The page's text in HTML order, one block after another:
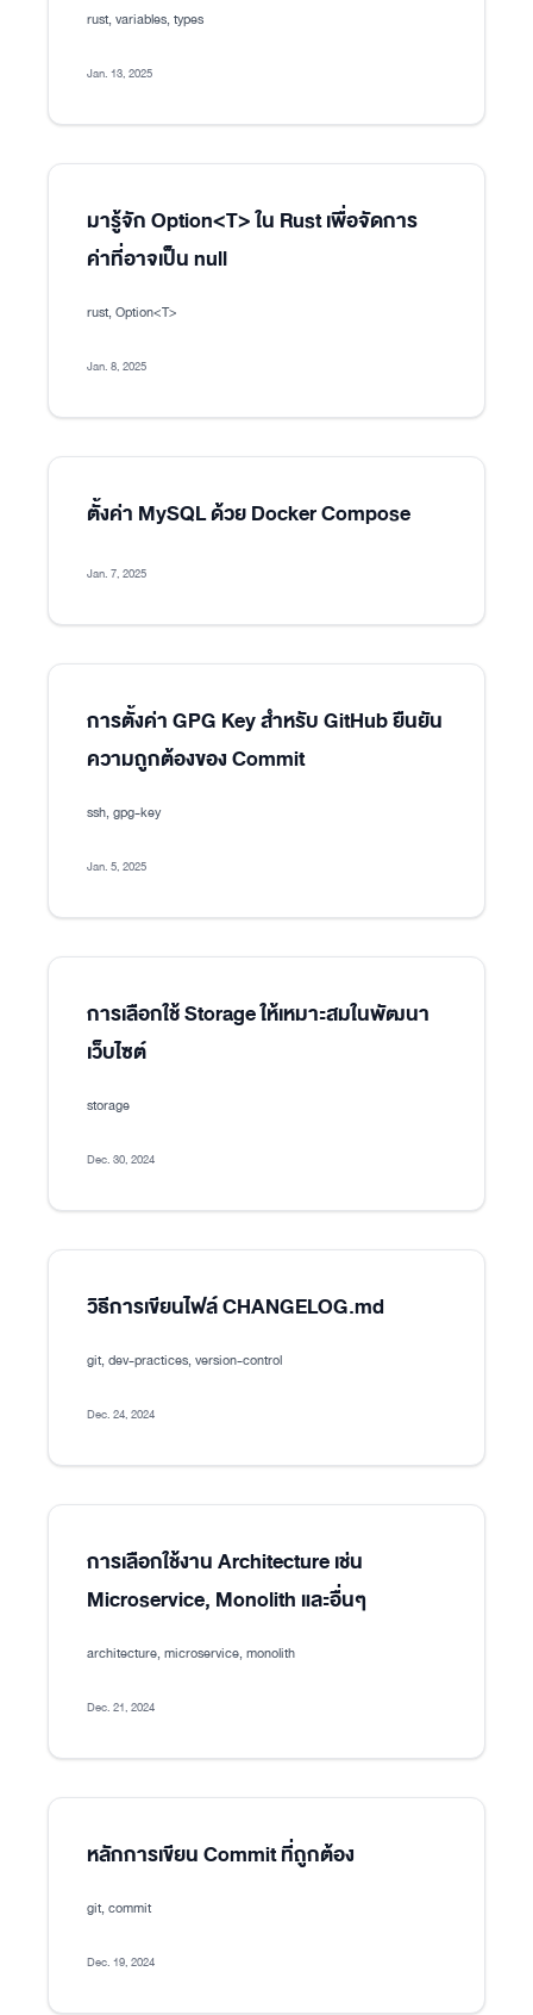
rust, variables, types
Jan. 13, 2025
มารู้จัก Option<T> ใน Rust เพื่อจัดการ
ค่าที่อาจเป็น null
rust, Option<T>
Jan. 8, 2025
ตั้งค่า MySQL ด้วย Docker Compose
Jan. 7, 2025
การตั้งค่า GPG Key สำหรับ GitHub ยืนยัน
ความถูกต้องของ Commit
ssh, gpg-key
Jan. 5, 2025
การเลือกใช้ Storage ให้เหมาะสมในพัฒนา
เว็บไซต์
storage
Dec. 30, 2024
วิธีการเขียนไฟล์ CHANGELOG.md
git, dev-practices, version-control
Dec. 24, 2024
การเลือกใช้งาน Architecture เช่น
Microservice, Monolith และอื่นๆ
architecture, microservice, monolith
Dec. 21, 2024
หลักการเขียน Commit ที่ถูกต้อง
git, commit
Dec. 19, 2024